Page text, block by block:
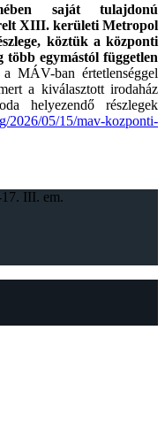
saját tulajdonú
XIII. kerületi Metropol
köztük a központi
egymástól független
MÁV-ban értetlenséggel
a kiválasztott irodaház
helyezendő részlegek
2026/05/15/mav-kozponti-
III. em.